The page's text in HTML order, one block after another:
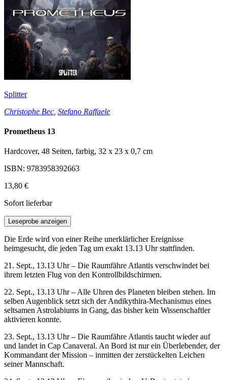
Splitter
Christophe Bec Stefano Raffaele
Prometheus 13
Hardcover, 48 Seiten, farbig, 32 x 23 x 0,7 cm
ISBN: 9783958392663
13,80 €
Sofort lieferbar
Leseprobe anzeigen
Die Erde wird von einer Reihe unerklärlicher Ereignisse
heimgesucht, die jeden Tag um exakt 13.13 Uhr stattfinden.
21. Sept., 13.13 Uhr – Die Raumfähre Atlantis verschwindet bei
ihrem letzten Flug von den Kontrollbildschirmen.
22. Sept., 13.13 Uhr – Alle Uhren des Planeten bleiben stehen. Im
selben Augenblick setzt sich der Andikythira-Mechanismus eines
seltsamen Astrolabiums in Gang, das bisher kein Wissenschaftler
aktivieren konnte.
23. Sept., 13.13 Uhr – Die Raumfähre Atlantis taucht wieder auf
und landet in Cap Canaveral. An Bord ist nur ein Überlebender, der
Kommandant der Mission – inmitten der zerstückelten Leichen
seiner Mannschaft.